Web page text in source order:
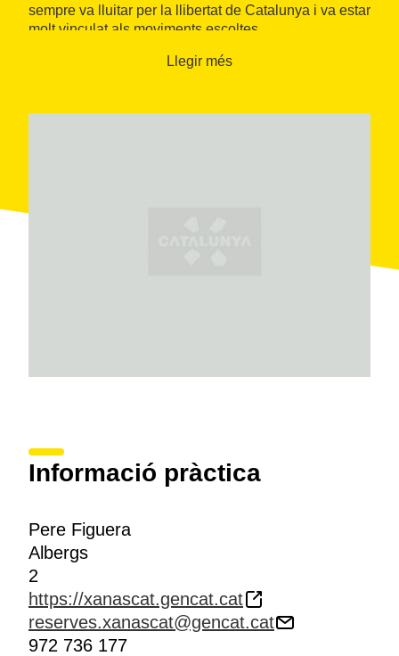
sempre va lluitar per la llibertat de Catalunya i va estar
molt vinculat als moviments escoltes.
Llegir més
Informació pràctica
Pere Figuera
Albergs
2
https://xanascat.gencat.cat
reserves.xanascat@gencat.cat
972 736 177